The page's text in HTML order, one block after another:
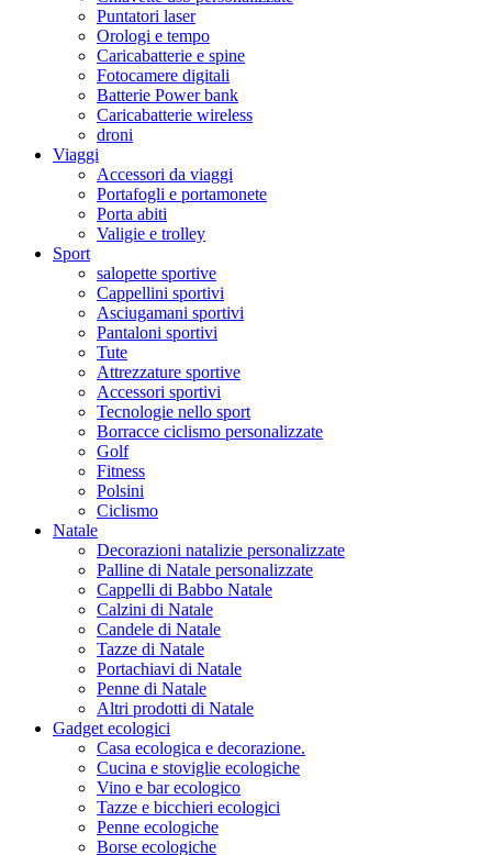
Puntatori laser
Orologi e tempo
Caricabatterie e spine
Fotocamere digitali
Batterie Power bank
Caricabatterie wireless
droni
Viaggi
Accessori da viaggi
Portafogli e portamonete
Porta abiti
Valigie e trolley
Sport
salopette sportive
Cappellini sportivi
Asciugamani sportivi
Pantaloni sportivi
Tute
Attrezzature sportive
Accessori sportivi
Tecnologie nello sport
Borracce ciclismo personalizzate
Golf
Fitness
Polsini
Ciclismo
Natale
Decorazioni natalizie personalizzate
Palline di Natale personalizzate
Cappelli di Babbo Natale
Calzini di Natale
Candele di Natale
Tazze di Natale
Portachiavi di Natale
Penne di Natale
Altri prodotti di Natale
Gadget ecologici
Casa ecologica e decorazione.
Cucina e stoviglie ecologiche
Vino e bar ecologico
Tazze e bicchieri ecologici
Penne ecologiche
Borse ecologiche